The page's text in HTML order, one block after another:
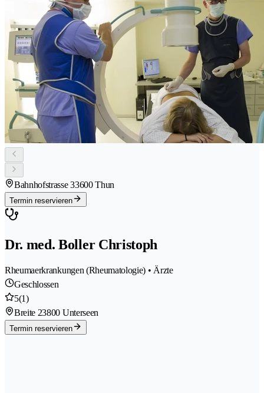
Bahnhofstrasse 33600 Thun
Termin reservieren
Dr. med. Boller Christoph
Rheumaerkrankungen (Rheumatologie) • Ärzte
Geschlossen
5(1)
Breite 23800 Unterseen
Termin reservieren